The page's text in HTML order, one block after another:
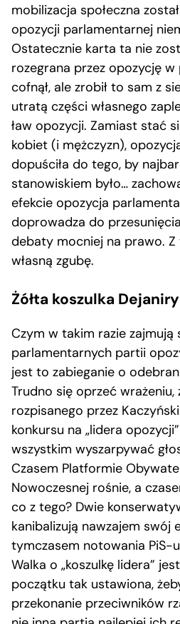
mobilizacja społeczna
opozycji parlamentarnej
Ostatecznie karta ta nie
rozegrana przez opozycję w
cofnął, ale zrobił to sam z
utratą części własnego
ław opozycji. Zamiast stać
kobiet (i mężczyzn),
dopuściła do tego, by
stanowiskiem było…
efekcie opozycja
doprowadza do
debaty mocniej na prawo. Z
własną zgubę.
Żółta koszulka Dejaniry
Czym w takim razie zajmują
parlamentarnych partii
jest to zabieganie o
Trudno się oprzeć
rozpisanego przez
konkursu na „lidera
wszystkim wyszarpywać
Czasem Platformie
Nowoczesnej rośnie, a
co z tego? Dwie
kanibalizują nawzajem swój
tymczasem notowania PiS-
Walka o „koszulkę lidera”
początku tak ustawiona,
przekonanie przeciwników